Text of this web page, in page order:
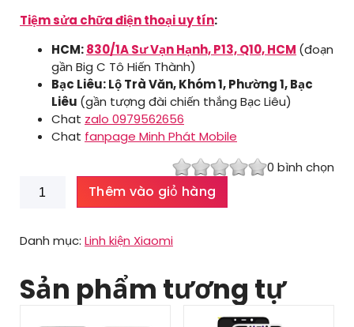
Tiệm sửa chữa điện thoại uy tín:
HCM:830/1A Sư Vạn Hạnh, P13, Q10, HCM (đoạn
gần Big C Tô Hiến Thành)
Bạc Liêu: Lộ Trà Văn, Khóm 1, Phường 1, Bạc
Liêu (gần tượng đài chiến thắng Bạc Liêu)
Chat zalo 0979562656
Chat fanpage Minh Phát Mobile
0 bình chọn
Rung
Xiaomi
Note
số
Thêm vào giỏ hàng
Danh mục: Linh kiện Xiaomi
Sản phẩm tương tự